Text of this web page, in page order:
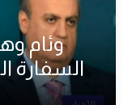
وئام
السفارة